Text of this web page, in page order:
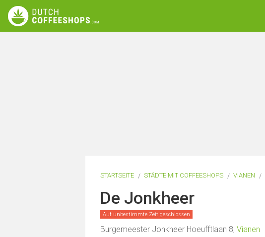
STARTSEITE STÄDTE MIT COFFEESHOPS VIANEN
De Jonkheer
Auf unbestimmte Zeit geschlossen
Burgemeester Jonkheer Hoeufftlaan 8, Vianen